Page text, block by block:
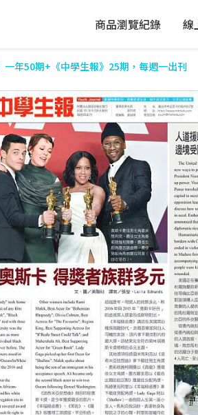
商品瀏覽紀錄 線
一年50期+《中學生報》25期，每週一出刊